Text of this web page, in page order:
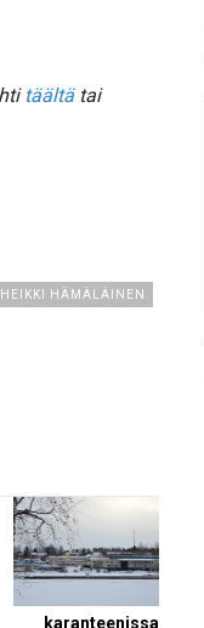
täältätai
HEIKKI HÄMÄLÄINEN
karanteenissa